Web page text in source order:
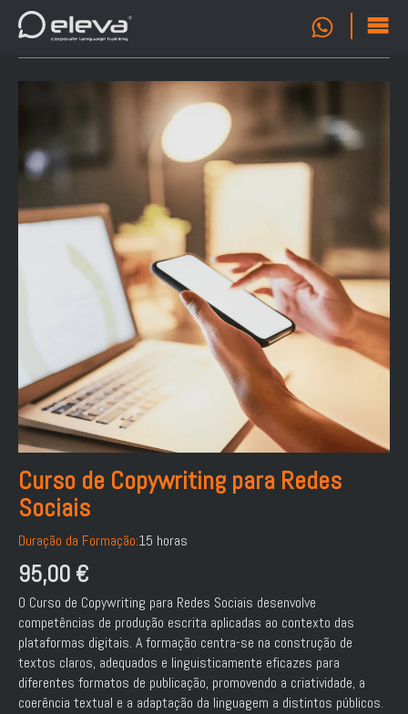
Curso de Copywriting para Redes
Sociais
Duração da Formação:15 horas
95,00 €
O Curso de Copywriting para Redes Sociais desenvolve
competências de produção escrita aplicadas ao contexto das
plataformas digitais. A formação centra-se na construção de
textos claros, adequados e linguisticamente eficazes para
diferentes formatos de publicação, promovendo a criatividade, a
coerência textual e a adaptação da linguagem a distintos públicos.